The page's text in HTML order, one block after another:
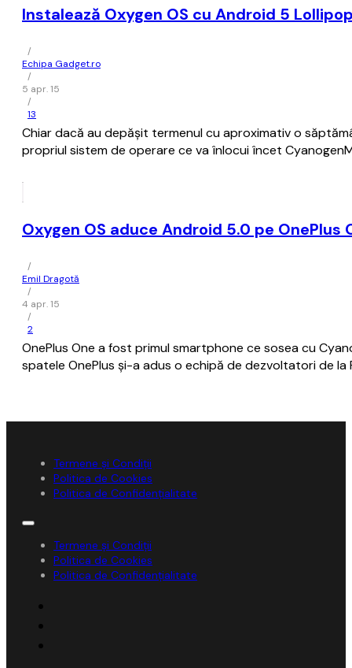
Instalează Oxygen OS cu Android 5
/
Echipa Gadget.ro
/
5 apr. 15
/
13
Chiar dacă au depășit termenul cu aproximativ o
propriul sistem de operare ce va înlocui încet
Oxygen OS aduce Android 5.0 pe OnePlus
/
Emil Dragotă
/
4 apr. 15
/
2
OnePlus One a fost primul smartphone ce sosea cu
spatele OnePlus și-a adus o echipă de dezvoltatori de
Termene și Condiții
Politica de Cookies
Politica de Confidențialitate
Termene și Condiții
Politica de Cookies
Politica de Confidențialitate